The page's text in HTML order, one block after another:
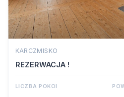
KARCZMISKO
REZERWACJA !
LICZBA POKOI